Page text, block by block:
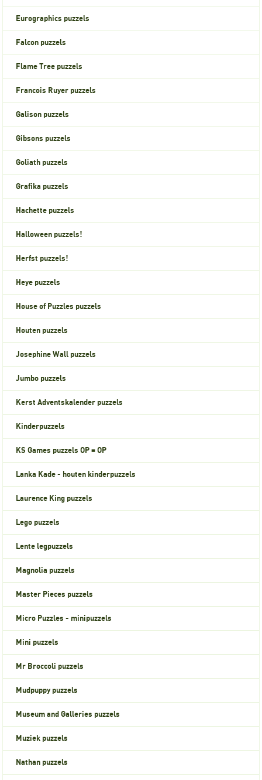
Eurographics puzzels
Falcon puzzels
Flame Tree puzzels
Francois Ruyer puzzels
Galison puzzels
Gibsons puzzels
Goliath puzzels
Grafika puzzels
Hachette puzzels
Halloween puzzels!
Herfst puzzels!
Heye puzzels
House of Puzzles puzzels
Houten puzzels
Josephine Wall puzzels
Jumbo puzzels
Kerst Adventskalender puzzels
Kinderpuzzels
KS Games puzzels OP = OP
Lanka Kade - houten kinderpuzzels
Laurence King puzzels
Lego puzzels
Lente legpuzzels
Magnolia puzzels
Master Pieces puzzels
Micro Puzzles - minipuzzels
Mini puzzels
Mr Broccoli puzzels
Mudpuppy puzzels
Museum and Galleries puzzels
Muziek puzzels
Nathan puzzels